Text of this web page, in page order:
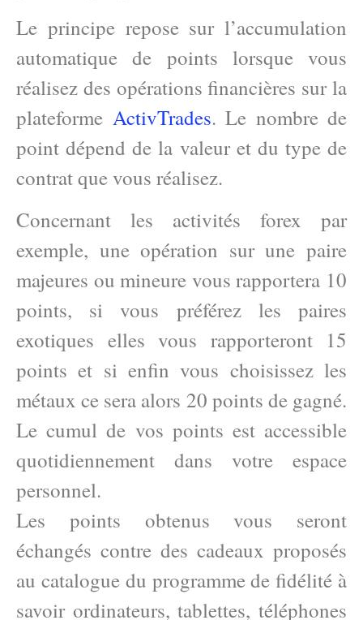
Le principe repose sur l’accumulation
automatique de points lorsque vous
réalisez des opérations financières sur la
plateforme ActivTrades. Le nombre de
point dépend de la valeur et du type de
contrat que vous réalisez.
Concernant les activités forex par
exemple, une opération sur une paire
majeures ou mineure vous rapportera 10
points, si vous préférez les paires
exotiques elles vous rapporteront 15
points et si enfin vous choisissez les
métaux ce sera alors 20 points de gagné.
Le cumul de vos points est accessible
quotidiennement dans votre espace
personnel.
Les points obtenus vous seront
échangés contre des cadeaux proposés
au catalogue du programme de fidélité à
savoir ordinateurs, tablettes, téléphones